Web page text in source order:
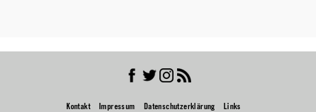
Kontakt Impressum Datenschutzerklärung Links